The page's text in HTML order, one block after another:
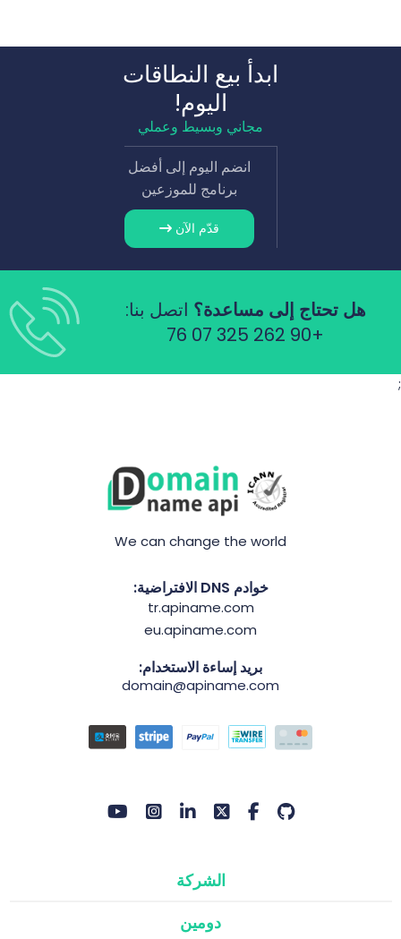
ابدأ بيع النطاقات
اليوم!
مجاني وبسيط وعملي
انضم اليوم إلى أفضل
برنامج للموزعين
قدّم الآن
هل تحتاج إلى مساعدة؟ اتصل بنا:
+90 262 325 07 76
;
We can change the world
خوادم DNS الافتراضية:
tr.apiname.com
eu.apiname.com
بريد إساءة الاستخدام:
domain@apiname.com
الشركة
دومين